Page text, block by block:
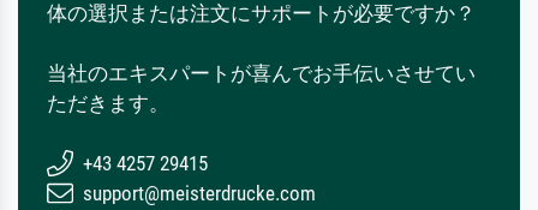
体の選択または注文にサポートが必要ですか？
当社のエキスパートが喜んでお手伝いさせてい
ただきます。
+43 4257 29415
support@meisterdrucke.com